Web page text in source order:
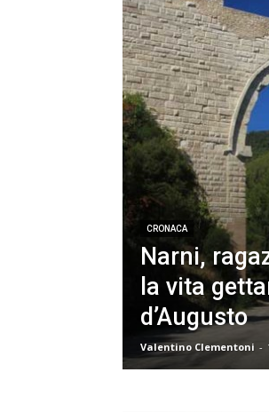
CRONACA
Narni,
la vita
d’Augusto
Valentino Clementoni -